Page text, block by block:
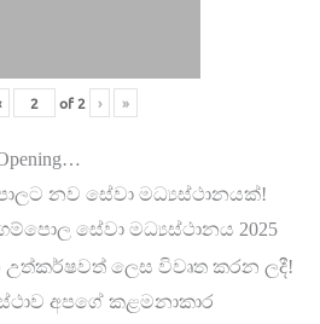
of2 › »
නව සේවා මධ්‍යස්ථානයක්!
සේවා මධ්‍යස්ථානය 2025
උත්කර්ෂවත් ලෙස විවෘත කරන ලදී!
අපගේ කළමනාකාර